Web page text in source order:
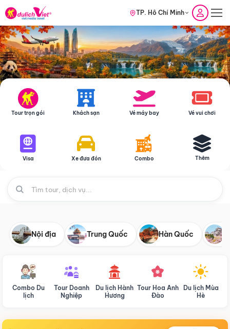
TP. Hồ Chí Minh
Tour trọn gói Khách sạn Vé máy bay Vé vui chơi
Visa Xe đưa đón Combo Thêm
Nội địa Trung Quốc Hàn Quốc
Combo Du
lịch
Tour Doanh
Nghiệp
Du lịch Hành
Hương
Tour Hoa Anh
Đào
Du lịch Mùa
Hè